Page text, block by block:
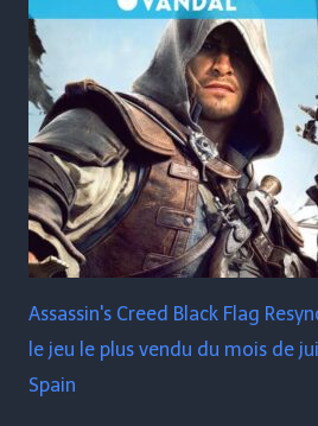
Assassin's Creed Black Flag
le jeu le plus vendu du mois de
Spain